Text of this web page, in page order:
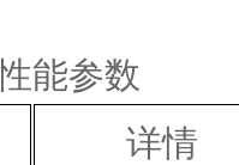
能参数
详情